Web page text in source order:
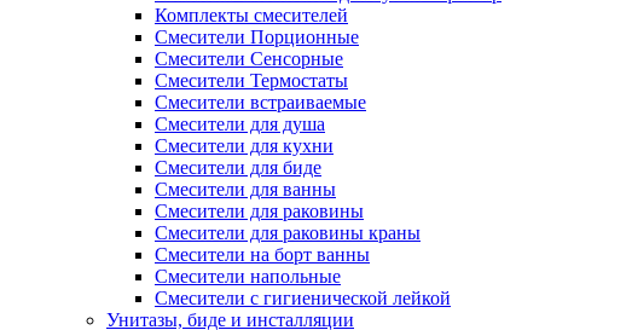
Комплекты смесителей
Смесители Порционные
Смесители Сенсорные
Смесители Термостаты
Смесители встраиваемые
Смесители для душа
Смесители для кухни
Смесители для биде
Смесители для ванны
Смесители для раковины
Смесители для раковины краны
Смесители на борт ванны
Смесители напольные
Смесители с гигиенической лейкой
Унитазы, биде и инсталляции